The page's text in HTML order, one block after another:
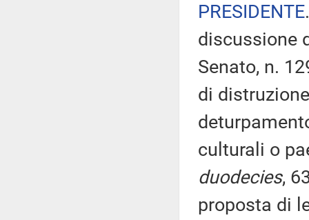
PRESIDENTE
discussione
Senato, n.
di
culturali o
duodecies,
proposta di